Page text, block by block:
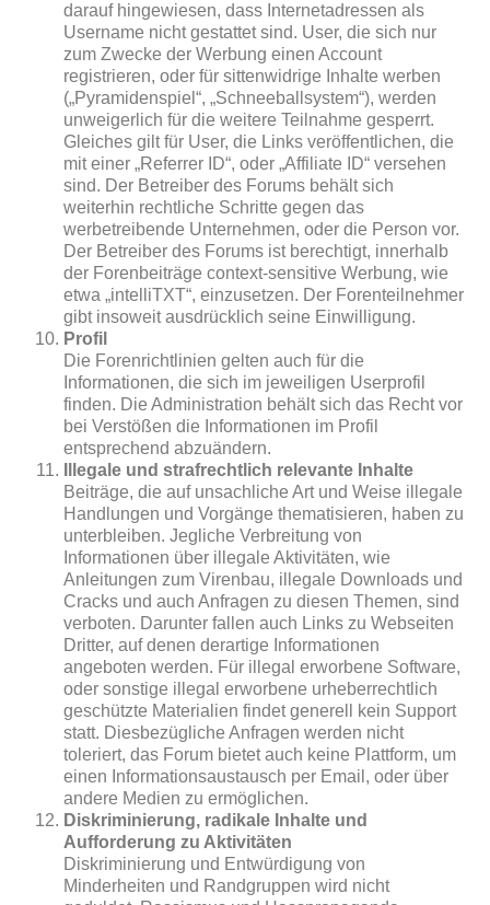
darauf hingewiesen, dass Internetadressen als
Username nicht gestattet sind. User, die sich nur
zum Zwecke der Werbung einen Account
registrieren, oder für sittenwidrige Inhalte werben
(„Pyramidenspiel“, „Schneeballsystem“), werden
unweigerlich für die weitere Teilnahme gesperrt.
Gleiches gilt für User, die Links veröffentlichen, die
mit einer „Referrer ID“, oder „Affiliate ID“ versehen
sind. Der Betreiber des Forums behält sich
weiterhin rechtliche Schritte gegen das
werbetreibende Unternehmen, oder die Person vor.
Der Betreiber des Forums ist berechtigt, innerhalb
der Forenbeiträge context-sensitive Werbung, wie
etwa „intelliTXT“, einzusetzen. Der Forenteilnehmer
gibt insoweit ausdrücklich seine Einwilligung.
Profil
Die Forenrichtlinien gelten auch für die
Informationen, die sich im jeweiligen Userprofil
finden. Die Administration behält sich das Recht vor
bei Verstößen die Informationen im Profil
entsprechend abzuändern.
Illegale und strafrechtlich relevante Inhalte
Beiträge, die auf unsachliche Art und Weise illegale
Handlungen und Vorgänge thematisieren, haben zu
unterbleiben. Jegliche Verbreitung von
Informationen über illegale Aktivitäten, wie
Anleitungen zum Virenbau, illegale Downloads und
Cracks und auch Anfragen zu diesen Themen, sind
verboten. Darunter fallen auch Links zu Webseiten
Dritter, auf denen derartige Informationen
angeboten werden. Für illegal erworbene Software,
oder sonstige illegal erworbene urheberrechtlich
geschützte Materialien findet generell kein Support
statt. Diesbezügliche Anfragen werden nicht
toleriert, das Forum bietet auch keine Plattform, um
einen Informationsaustausch per Email, oder über
andere Medien zu ermöglichen.
Diskriminierung, radikale Inhalte und
Aufforderung zu Aktivitäten
Diskriminierung und Entwürdigung von
Minderheiten und Randgruppen wird nicht